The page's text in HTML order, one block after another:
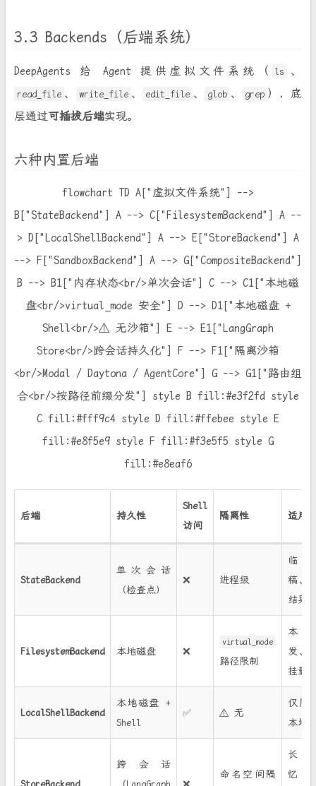
3.3 Backends（后端系统）
DeepAgents 给 Agent 提供虚拟文件系统（ ls 、
read_file 、 write_file 、 edit_file 、 glob 、 grep ），底
层通过可插拔后端实现。
六种内置后端
flowchart TD A["虚拟文件系统"] -->
B["StateBackend"] A --> C["FilesystemBackend"] A --
> D["LocalShellBackend"] A --> E["StoreBackend"] A
--> F["SandboxBackend"] A --> G["CompositeBackend"]
B --> B1["内存状态<br/>单次会话"] C --> C1["本地磁
盘<br/>virtual_mode 安全"] D --> D1["本地磁盘 +
Shell<br/>⚠️ 无沙箱"] E --> E1["LangGraph
Store<br/>跨会话持久化"] F --> F1["隔离沙箱
<br/>Modal / Daytona / AgentCore"] G --> G1["路由组
合<br/>按路径前缀分发"] style B fill:#e3f2fd style
C fill:#fff9c4 style D fill:#ffebee style E
fill:#e8f5e9 style F fill:#f3e5f5 style G
fill:#e8eaf6
后端 持久性
Shell
访问
隔离性 适用
StateBackend
单次会话
（检查点）
❌ 进程级
临
稿、
结果
FilesystemBackend 本地磁盘 ❌
virtual_mode
路径限制
本
发、
挂载
LocalShellBackend
本地磁盘 +
Shell
✅ ⚠️ 无
仅限
本地
跨会话
命名空间隔
长
忆